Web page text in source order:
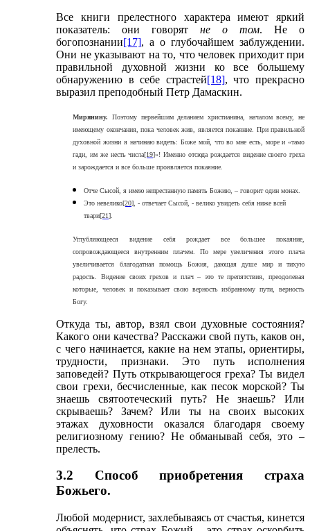
Все книги прелестного характера имеют яркий
показатель: они говорятне о том. Не о
богопознании[17], а о глубочайшем заблуждении.
Они не указывают на то, что человек приходит при
правильной духовной жизни ко все большему
обнаружению в себе страстей[18], что прекрасно
выразил преподобный Петр Дамаскин.
Мирянину.Поэтому первейшим деланием христианина, началом всему, не
имеющему окончания, пока человек жив, является покаяние. При правильной
духовной жизни я начинаю видеть: Боже мой, что во мне есть, море и «тамо
гади, им же несть числа[19]»! Именно отсюда рождается видение своего греха
и зарождается и все больше проявляется покаяние.
Отче Сысой, я имею непрестанную память Божию, – говорит один монах.
Это невелико[20] , - отвечает Сысой, - велико увидеть себя ниже всей
твари[21]
Углубляющееся видение себя рождает все большее покаяние,
сопровождающееся внутренним плачем. По мере увеличения этого плача
увеличивается благодатная помощь Божия, дающая душе мир и тихую
радость. Видение своих грехов и плач – это те препятствия, преодолевая
которые, человек и показывает свою верность избранному пути, верность
Богу.
Откуда ты, автор, взял свои духовные состояния?
Какого они качества? Расскажи свой путь, каков он,
с чего начинается, какие на нем этапы, ориентиры,
трудности, признаки. Это путь исполнения
заповедей? Путь открывающегося греха? Ты видел
свои грехи, бесчисленные, как песок морской? Ты
знаешь святоотеческий путь? Не знаешь? Или
скрываешь? Зачем? Или ты на своих высоких
этажах духовности оказался благодаря своему
религиозному гению? Не обманывай себя, это –
прелесть.
3.2 Способ приобретения страха
Божьего.
Любой модернист, захлебываясь от счастья, кинется